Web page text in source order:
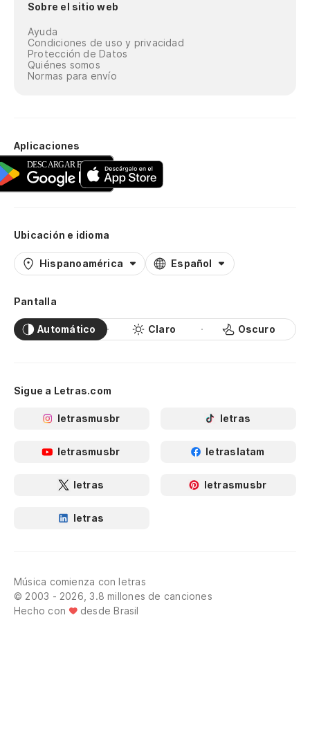
Sobre el sitio web
Ayuda
Condiciones de uso y privacidad
Protección de Datos
Quiénes somos
Normas para envío
Aplicaciones
Ubicación e idioma
Hispanoamérica Español
Pantalla
Automático Claro Oscuro
Sigue a Letras.com
letrasmusbr letras
letrasmusbr letraslatam
letras letrasmusbr
letras
Música comienza con letras
© 2003 - 2026, 3.8 millones de canciones
Hecho con
desde Brasil